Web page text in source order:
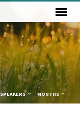
SPEAKERS MONTHS